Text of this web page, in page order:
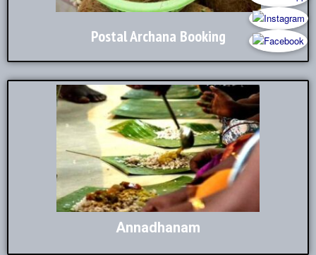
Postal Archana Booking
Annadhanam